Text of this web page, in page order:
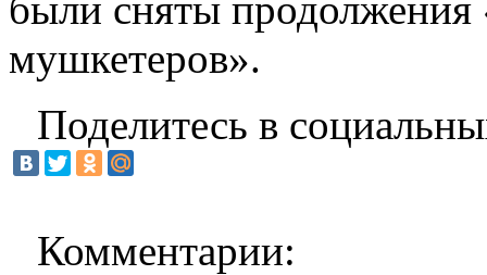
мушкетеров».
Поделитесь в
Комментарии: